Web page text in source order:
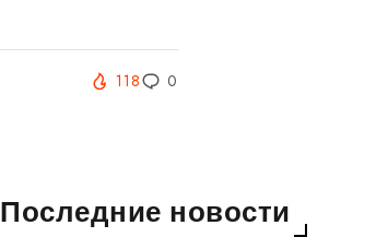
118 0
Последние новости